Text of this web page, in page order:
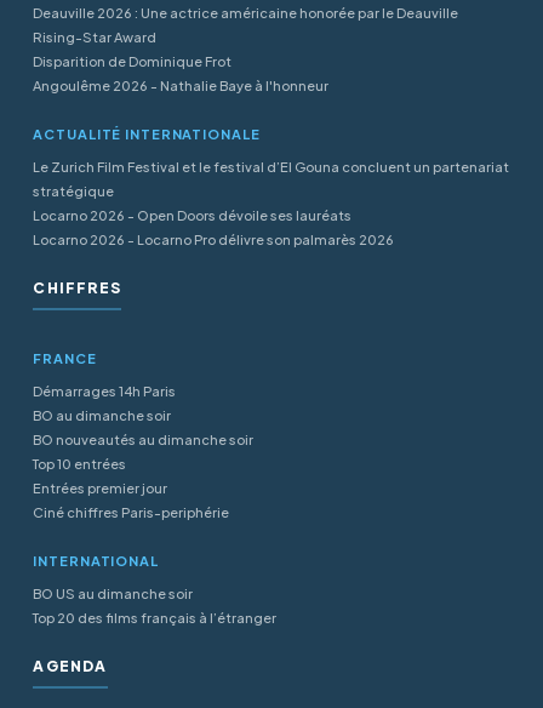
Deauville 2026 : Une actrice américaine honorée par le Deauville
Rising-Star Award
Disparition de Dominique Frot
Angoulême 2026 - Nathalie Baye à l'honneur
ACTUALITÉ INTERNATIONALE
Le Zurich Film Festival et le festival d’El Gouna concluent un partenariat
stratégique
Locarno 2026 - Open Doors dévoile ses lauréats
Locarno 2026 - Locarno Pro délivre son palmarès 2026
CHIFFRES
FRANCE
Démarrages 14h Paris
BO au dimanche soir
BO nouveautés au dimanche soir
Top 10 entrées
Entrées premier jour
Ciné chiffres Paris-periphérie
INTERNATIONAL
BO US au dimanche soir
Top 20 des films français à l’étranger
AGENDA